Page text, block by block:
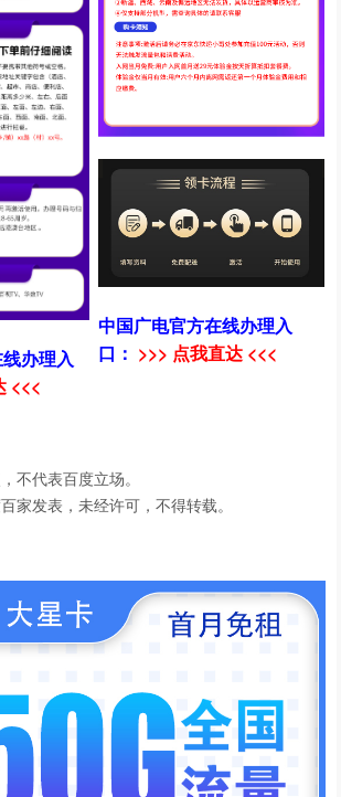
办理入
<<<
中国广电官方在线办理入
口： >>> 点我直达 <<<
不代表百度立场。
家发表，未经许可，不得转载。